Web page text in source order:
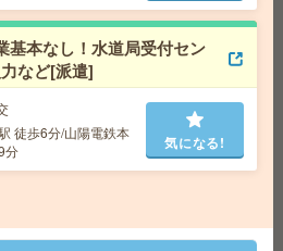
経験歓迎！健診施設で＊予約内
]
の前払いが可能な速
基本なし！水道局受付セン
など[派遣]
徒歩6分/山陽電鉄本
分
気になる!